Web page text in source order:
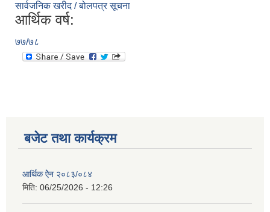
सार्वजनिक खरीद / बोलपत्र सूचना
आर्थिक वर्ष:
७७/७८
बजेट तथा कार्यक्रम
आर्थिक ऐेन २०८३/०८४
मिति: 06/25/2026 - 12:26